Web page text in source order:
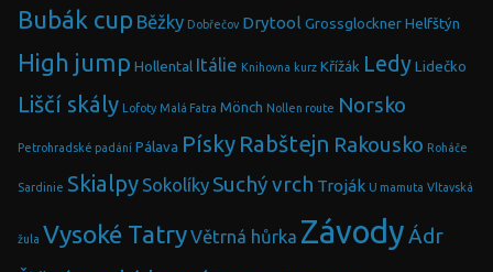
Bubák cup Běžky Dobřečov Drytool Grossglockner Helfštýn
High jump Hollental Itálie Knihovna kurz Křížák Ledy Lidečko
Liščí skály Lofoty Malá Fatra Mönch Nollen route Norsko
Petrohradské padání Pálava Písky Rabštejn Rakousko Roháče
Sardinie Skialpy Sokolíky Suchý vrch Troják U mamuta Vltavská
žula Vysoké TatryVětrná hůrka ZávodyÁdr